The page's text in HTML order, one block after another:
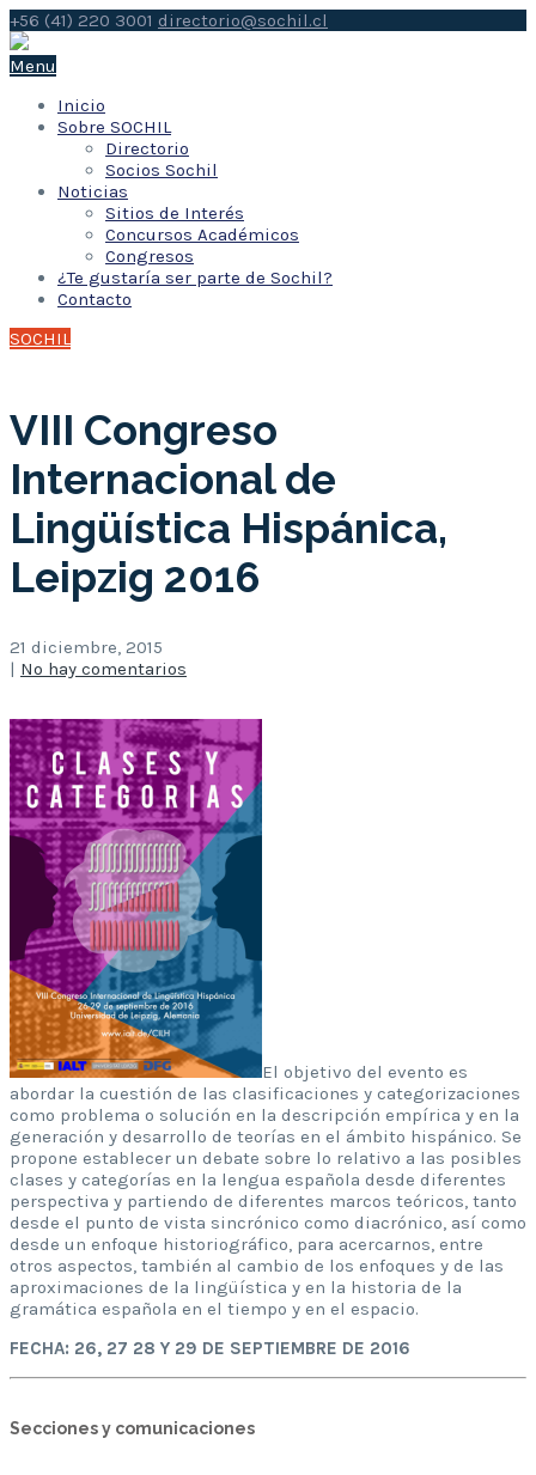
+56 (41) 220 3001 directorio@sochil.cl
Menu
Inicio
Sobre SOCHIL
Directorio
Socios Sochil
Noticias
Sitios de Interés
Concursos Académicos
Congresos
¿Te gustaría ser parte de Sochil?
Contacto
SOCHIL
VIII Congreso
Internacional de
Lingüística Hispánica,
Leipzig 2016
21 diciembre, 2015
| No hay comentarios
El objetivo del evento es
abordar la cuestión de las clasificaciones y categorizaciones
como problema o solución en la descripción empírica y en la
generación y desarrollo de teorías en el ámbito hispánico. Se
propone establecer un debate sobre lo relativo a las posibles
clases y categorías en la lengua española desde diferentes
perspectiva y partiendo de diferentes marcos teóricos, tanto
desde el punto de vista sincrónico como diacrónico, así como
desde un enfoque historiográfico, para acercarnos, entre
otros aspectos, también al cambio de los enfoques y de las
aproximaciones de la lingüística y en la historia de la
gramática española en el tiempo y en el espacio.
FECHA: 26, 27 28 Y 29 DE SEPTIEMBRE DE 2016
Secciones y comunicaciones